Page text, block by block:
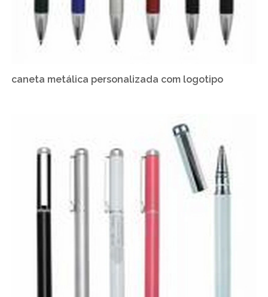
caneta metálica personalizada com logotipo